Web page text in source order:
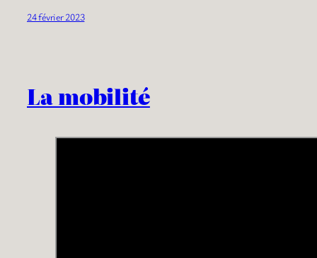
24 février 2023
La mobilité